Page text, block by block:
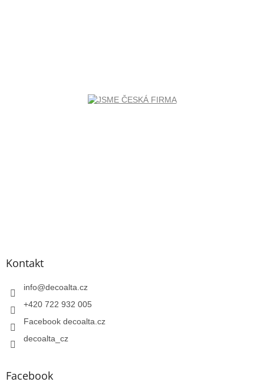
Kontakt
info@decoalta.cz
+420 722 932 005
Facebook decoalta.cz
decoalta_cz
Facebook